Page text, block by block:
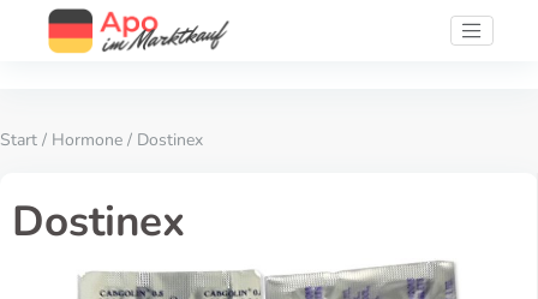
Start / Hormone / Dostinex
Dostinex